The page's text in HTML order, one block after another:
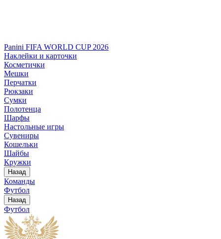
Panini FIFA WORLD CUP 2026
Наклейки и карточки
Косметички
Мешки
Перчатки
Рюкзаки
Сумки
Полотенца
Шарфы
Настольные игры
Сувениры
Кошельки
Шайбы
Кружки
Назад
Команды
Футбол
Назад
Футбол